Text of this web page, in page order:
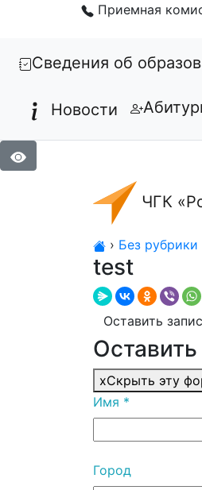
Приемная
Сведения об
Новости
ЧГК
› Без рубрики
test
xСкрыть эту
Имя *
Город